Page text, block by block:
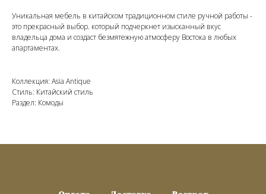
Уникальная мебель в китайском традиционном стиле ручной работы -
это прекрасный выбор. который подчеркнет изысканный вкус
владельца дома и создаст безмятежную атмосферу Востока в любых
апартаментах.
Коллекция: Asia Antique
Стиль: Китайский стиль
Раздел: Комоды